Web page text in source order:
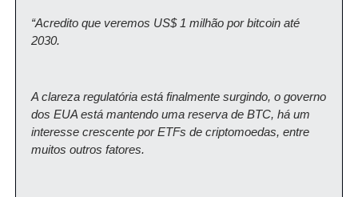
“Acredito que veremos US$ 1 milhão por bitcoin até
2030.
A clareza regulatória está finalmente surgindo, o governo
dos EUA está mantendo uma reserva de BTC, há um
interesse crescente por ETFs de criptomoedas, entre
muitos outros fatores.